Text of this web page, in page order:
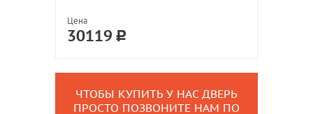
Цена
30119
ЧТОБЫ КУПИТЬ У НАС ДВЕРЬ
ПРОСТО ПОЗВОНИТЕ НАМ ПО